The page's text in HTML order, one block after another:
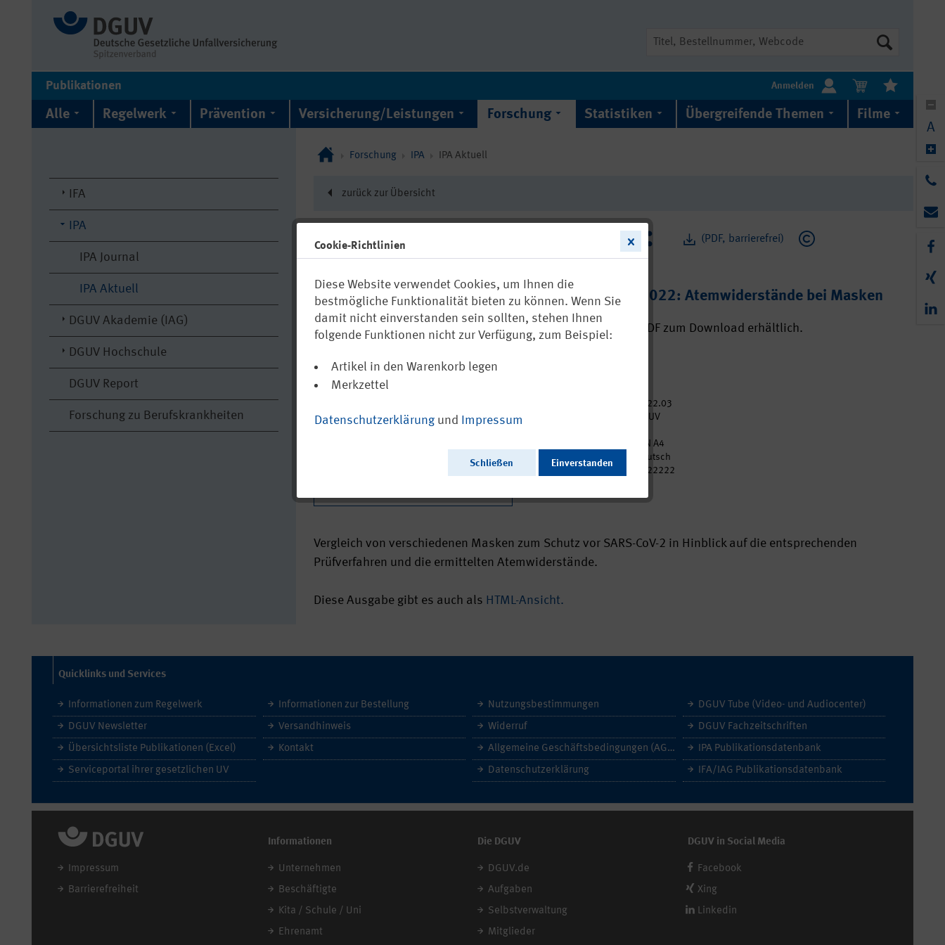
Publikationen Anmelden
Alle Regelwerk Prävention Versicherung/Leistungen Forschung Statistiken Übergreifende Themen Filme
IFA
IPA
IPA Journal
IPA Aktuell
DGUV Akademie (IAG)
DGUV Hochschule
DGUV Report
Forschung zu Berufskrankheiten
Forschung IPA IPA Aktuell
zurück zur Übersicht
(PDF, barrierefrei)
IPA Aktuell 01/2022: Atemwiderstände bei Masken
Ausschließlich als PDF zum Download erhältlich.
2022.03
DGUV
DIN A4
Sprache:
Deutsch
p022222
Vergleich von verschiedenen Masken zum Schutz vor SARS-CoV-2 in Hinblick auf die entsprechenden
Prüfverfahren und die ermittelten Atemwiderstände.
Diese Ausgabe gibt es auch als HTML-Ansicht.
Quicklinks und Services
Informationen zum Regelwerk
DGUV Newsletter
Übersichtsliste Publikationen (Excel)
Serviceportal ihrer gesetzlichen UV
Informationen zur Bestellung
Versandhinweis
Kontakt
Nutzungsbestimmungen
Widerruf
Allgemeine Geschäftsbedingungen (AGB)
Datenschutzerklärung
DGUV Tube (Video- und Audiocenter)
DGUV Fachzeitschriften
IPA Publikationsdatenbank
IFA/IAG Publikationsdatenbank
Impressum
Barrierefreiheit
Informationen
Unternehmen
Beschäftigte
Kita / Schule / Uni
Ehrenamt
Die DGUV
DGUV.de
Aufgaben
Selbstverwaltung
Mitglieder
DGUV in Social Media
Facebook
Xing
Linkedin
A
Cookie-Richtlinien
Diese Website verwendet Cookies, um Ihnen die
bestmögliche Funktionalität bieten zu können. Wenn Sie
damit nicht einverstanden sein sollten, stehen Ihnen
folgende Funktionen nicht zur Verfügung, zum Beispiel:
Artikel in den Warenkorb legen
Merkzettel
Datenschutzerklärung und Impressum
Schließen Einverstanden